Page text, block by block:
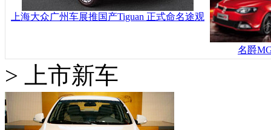
上海大众广州车展推国产Tiguan 正式命名途观
名爵
> 上市新车